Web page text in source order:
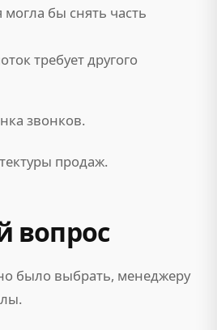
бы снять часть
требует другого
звонков.
продаж.
вопрос
было выбрать, менеджеру